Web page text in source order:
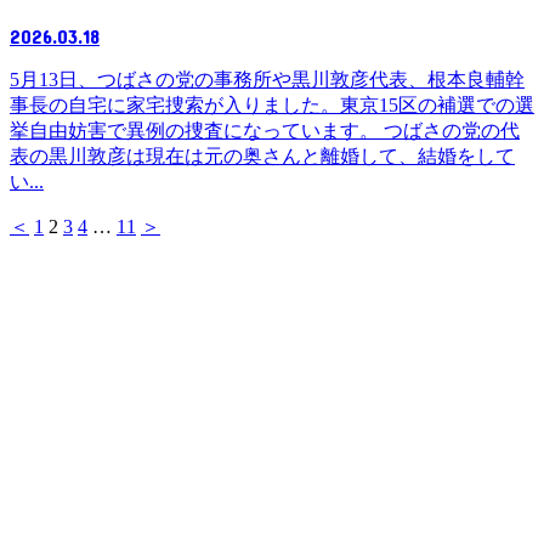
2026.03.18
5月13日、つばさの党の事務所や黒川敦彦代表、根本良輔幹
事長の自宅に家宅捜索が入りました。東京15区の補選での選
挙自由妨害で異例の捜査になっています。 つばさの党の代
表の黒川敦彦は現在は元の奥さんと離婚して、結婚をして
い...
＜ 1 2 3 4 … 11 ＞